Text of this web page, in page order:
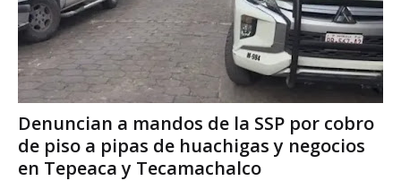
Denuncian a mandos de la SSP por cobro
de piso a pipas de huachigas y negocios
en Tepeaca y Tecamachalco